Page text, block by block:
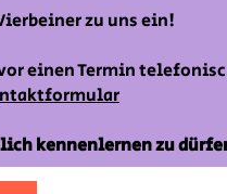
zu uns ein!
einen Termin
kennenlernen zu